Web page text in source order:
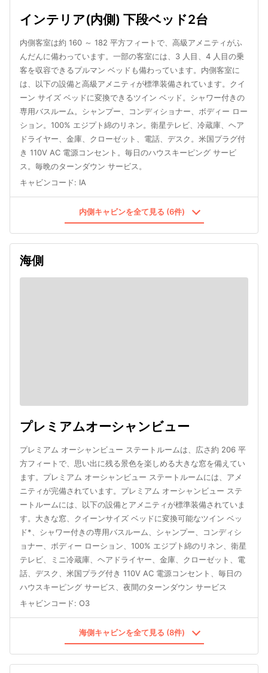
インテリア(内側) 下段ベッド2台
内側客室は約 160 ～ 182 平方フィートで、高級アメニティがふ
んだんに備わっています。一部の客室には、3 人目、4 人目の乗
客を収容できるプルマン ベッドも備わっています。内側客室に
は、以下の設備と高級アメニティが標準装備されています。クイ
ーン サイズ ベッドに変換できるツイン ベッド。シャワー付きの
専用バスルーム。シャンプー、コンディショナー、ボディー ロー
ション。100% エジプト綿のリネン。衛星テレビ、冷蔵庫、ヘア
ドライヤー、金庫、クローゼット、電話、デスク。米国プラグ付
き 110V AC 電源コンセント。毎日のハウスキーピング サービ
ス。毎晩のターンダウン サービス。
キャビンコード: IA
内側キャビンを全て見る (6件)
海側
プレミアムオーシャンビュー
プレミアム オーシャンビュー ステートルームは、広さ約 206 平
方フィートで、思い出に残る景色を楽しめる大きな窓を備えてい
ます。プレミアム オーシャンビュー ステートルームには、アメ
ニティが完備されています。プレミアム オーシャンビュー ステ
ートルームには、以下の設備とアメニティが標準装備されていま
す。大きな窓、クイーンサイズ ベッドに変換可能なツイン ベッ
ド*、シャワー付きの専用バスルーム、シャンプー、コンディシ
ョナー、ボディー ローション、100% エジプト綿のリネン、衛星
テレビ、ミニ冷蔵庫、ヘアドライヤー、金庫、クローゼット、電
話、デスク、米国プラグ付き 110V AC 電源コンセント、毎日の
ハウスキーピング サービス、夜間のターンダウン サービス
キャビンコード: O3
海側キャビンを全て見る (8件)